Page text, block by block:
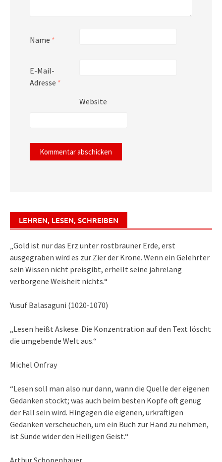
Name *
E-Mail-
Adresse *
Website
LEHREN, LESEN, SCHREIBEN
„Gold ist nur das Erz unter rostbrauner Erde, erst
ausgegraben wird es zur Zier der Krone. Wenn ein Gelehrter
sein Wissen nicht preisgibt, erhellt seine jahrelang
verborgene Weisheit nichts.“
Yusuf Balasaguni (1020-1070)
„Lesen heißt Askese. Die Konzentration auf den Text löscht
die umgebende Welt aus.“
Michel Onfray
“Lesen soll man also nur dann, wann die Quelle der eigenen
Gedanken stockt; was auch beim besten Kopfe oft genug
der Fall sein wird. Hingegen die eigenen, urkräftigen
Gedanken verscheuchen, um ein Buch zur Hand zu nehmen,
ist Sünde wider den Heiligen Geist.“
Arthur Schopenhauer